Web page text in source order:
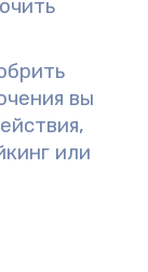
вы
или